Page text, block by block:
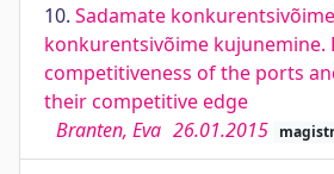
10. Sadamate
konkurentsivõime kujunemine.
competitiveness of the ports
their competitive edge
Branten, Eva 26.01.2015